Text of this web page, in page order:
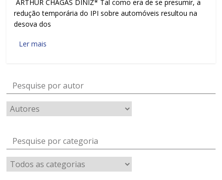
ARTHUR CHAGAS DINIZ* Tal como era de se presumir, a
redução temporária do IPI sobre automóveis resultou na
desova dos
Ler mais
Pesquise por autor
Pesquise por categoria